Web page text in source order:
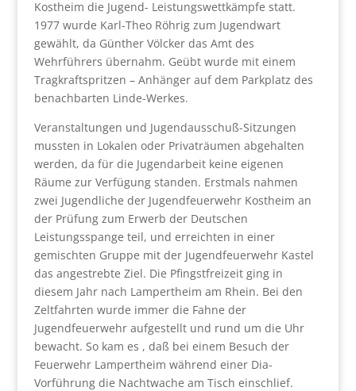
Kostheim die Jugend- Leistungswettkämpfe statt.
1977 wurde Karl-Theo Röhrig zum Jugendwart
gewählt, da Günther Völcker das Amt des
Wehrführers übernahm. Geübt wurde mit einem
Tragkraftspritzen – Anhänger auf dem Parkplatz des
benachbarten Linde-Werkes.
Veranstaltungen und Jugendausschuß-Sitzungen
mussten in Lokalen oder Privaträumen abgehalten
werden, da für die Jugendarbeit keine eigenen
Räume zur Verfügung standen. Erstmals nahmen
zwei Jugendliche der Jugendfeuerwehr Kostheim an
der Prüfung zum Erwerb der Deutschen
Leistungsspange teil, und erreichten in einer
gemischten Gruppe mit der Jugendfeuerwehr Kastel
das angestrebte Ziel. Die Pfingstfreizeit ging in
diesem Jahr nach Lampertheim am Rhein. Bei den
Zeltfahrten wurde immer die Fahne der
Jugendfeuerwehr aufgestellt und rund um die Uhr
bewacht. So kam es , daß bei einem Besuch der
Feuerwehr Lampertheim während einer Dia-
Vorführung die Nachtwache am Tisch einschlief.